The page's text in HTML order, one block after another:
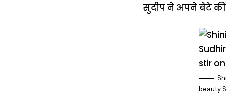
सुदीप ने अपने बेटे की
beauty